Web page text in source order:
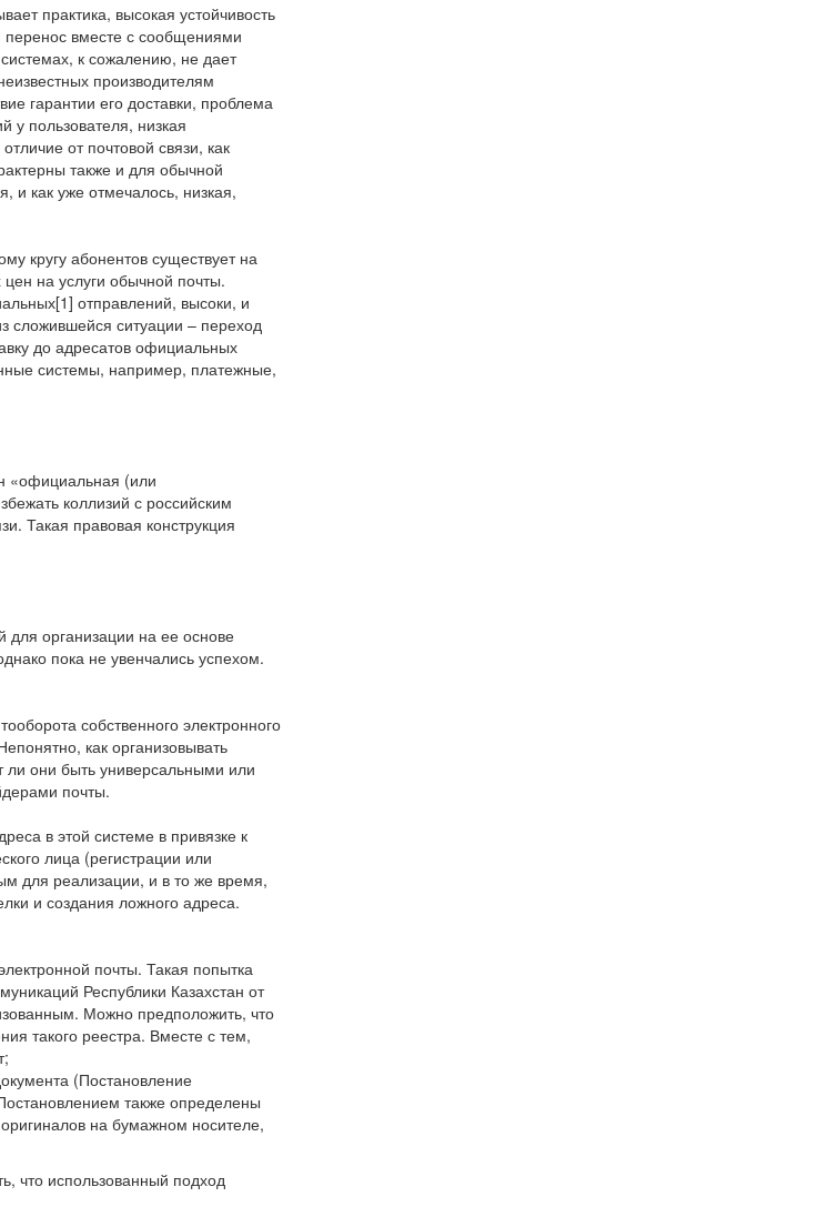
практика, высокая устойчивость
перенос вместе с сообщениями
к сожалению, не дает
производителям
гарантии его доставки, проблема
у пользователя, низкая
от почтовой связи, как
также и для обычной
и как уже отмечалось, низкая,
кругу абонентов существует на
цен на услуги обычной почты.
отправлений, высоки, и
сложившейся ситуации – переход
до адресатов официальных
системы, например, платежные,
«официальная (или
коллизий с российским
Такая правовая конструкция
для организации на ее основе
пока не увенчались успехом.
собственного электронного
как организовывать
ли они быть универсальными или
почты.
в этой системе в привязке к
лица (регистрации или
для реализации, и в то же время,
и создания ложного адреса.
почты. Такая попытка
Республики Казахстан от
Можно предположить, что
такого реестра. Вместе с тем,
(Постановление
также определены
на бумажном носителе,
что использованный подход